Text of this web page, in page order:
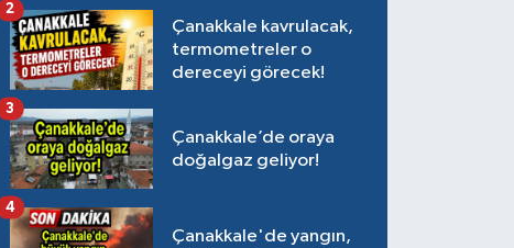
Çanakkale kavrulacak,
termometreler o
dereceyi görecek!
2
Çanakkale’de oraya
doğalgaz geliyor!
3
Çanakkale'de yangın,
4